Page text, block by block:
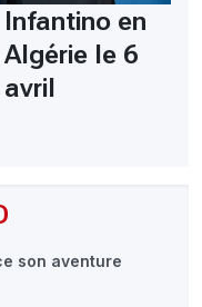
son aventure
Infantino en
Algérie le 6
avril